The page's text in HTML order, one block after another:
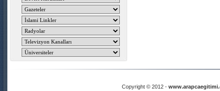
Copyright © 2012 -